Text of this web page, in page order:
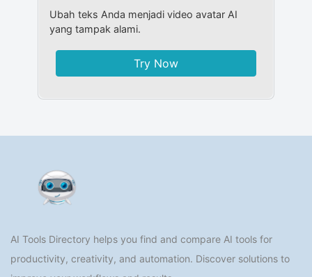
Ubah teks Anda menjadi video avatar AI
yang tampak alami.
Try Now
AI Tools Directory helps you find and compare AI tools for
productivity, creativity, and automation. Discover solutions to